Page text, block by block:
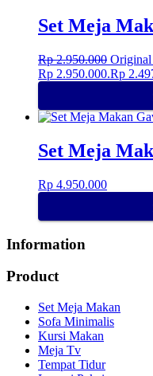
Set Meja
Rp2.950.000 Original
Rp 2.950.000.Rp
Set Meja
Rp 4.950.000
Information
Product
Set Meja Makan
Sofa Minimalis
Kursi Makan
Meja Tv
Tempat Tidur